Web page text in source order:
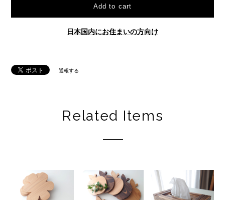
Add to cart
日本国内にお住まいの方向け
通報する
Related Items